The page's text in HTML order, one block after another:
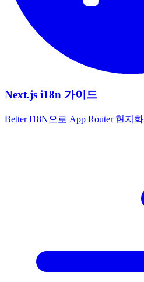
Next.js i18n 가이드
Better I18N으로 App Router 현지화